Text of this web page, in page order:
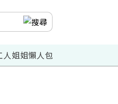
人姐姐懶人包